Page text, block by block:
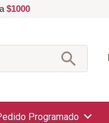
$1000
Programado